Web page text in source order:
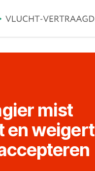
mist
en weigert